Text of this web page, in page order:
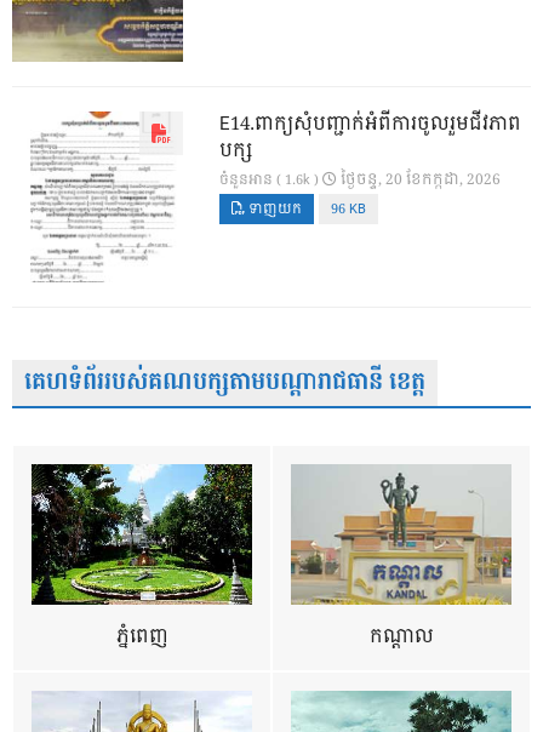
E14.ពាក្យសុំបញ្ជាក់អំពីការចូលរួមជីវភាព
បក្ស
ចំនួនអាន ( 1.6k ) ថ្ងៃ​ចន្ទ, 20 ខែ​កក្កដា, 2026
ទាញយក 96 KB
គេហទំព័ររបស់គណបក្សតាមបណ្តារាជធានី ខេត្ត
ភ្នំពេញ កណ្តាល